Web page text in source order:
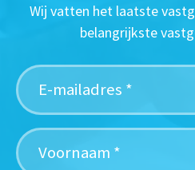
Wij vatten het laatste
belangrijkste